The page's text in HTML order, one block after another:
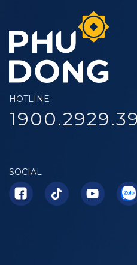
HOTLINE
1900.2929.39
SOCIAL